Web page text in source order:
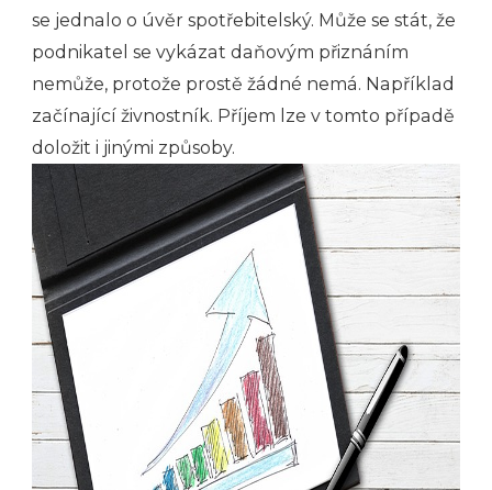
se jednalo o úvěr spotřebitelský. Může se stát, že
podnikatel se vykázat daňovým přiznáním
nemůže, protože prostě žádné nemá. Například
začínající živnostník. Příjem lze v tomto případě
doložit i jinými způsoby.